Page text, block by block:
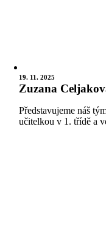
19. 11. 2025
Zuzana
Představujeme náš
učitelkou v 1. třídě a